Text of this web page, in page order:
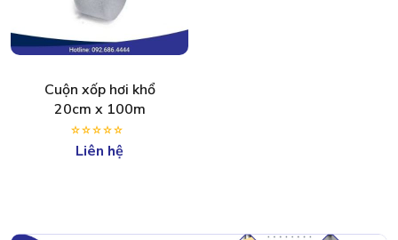
Cuộn xốp hơi khổ
20cm x 100m
Liên hệ